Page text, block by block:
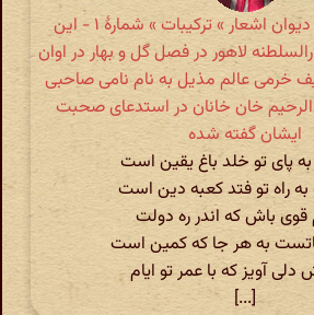
نظیری نیشابوری » دیوان اشعار » ترکیبات » شمارهٔ ۱ - این
لاهور در فصل گل و بهار در اوان
خرمی عالم مذیل به نام نامی صاحبی
خان خانان در استدعای صحبت
ایشان گفته شده
پای تو خلد باغ یقین است
راه تو فتد کعبه دین است
قوی باش که اندر ره دولت
به هر جا که کمین است
آویز که با عمر تو ایام
[...]